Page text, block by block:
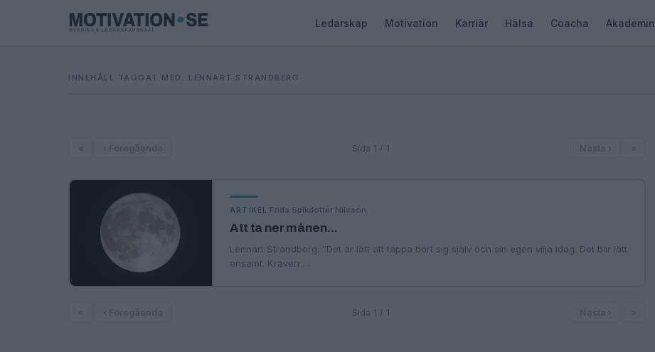
Ledarskap Motivation Karriär Hälsa Coacha Akademin
INNEHÅLL TAGGAT MED: LENNART STRANDBERG
Sida 1 / 1
ARTIKEL Frida Spikdotter Nilsson
Att ta ner månen...
Lennart Strandberg: ”Det är lätt att tappa bort sig själv och sin egen vilja idag. Det blir lätt
ensamt. Kraven …
Sida 1 / 1